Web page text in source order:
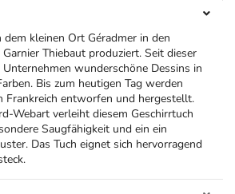
kleinen Ort Géradmer in den
Thiebaut produziert. Seit dieser
wunderschöne Dessins in
Bis zum heutigen Tag werden
Frankreich entworfen und hergestellt.
Webart verleiht diesem Geschirrtuch
Saugfähigkeit und ein ein
Das Tuch eignet sich hervorragend